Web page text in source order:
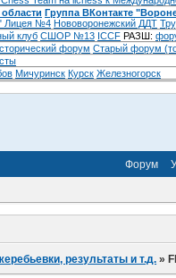
Группа ВКонтакте
Лицея №4 Нововоронежский ДДТ
клуб СШОР №13 ICCF РАЗШ:
форум Cтарый форум
Мичуринск Курск Железногорск
Форум
результаты и т.д. »